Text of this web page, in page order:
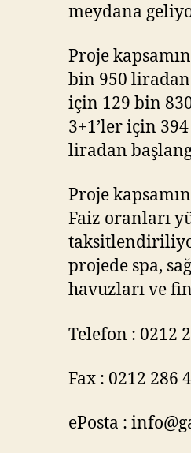
meydana
Proje
bin 950 liradan
için 129 bin
3+1’ler için
liradan
Proje
Faiz oranları
projede spa,
havuzları ve
Telefon : 0212
Fax : 0212 286
ePosta :